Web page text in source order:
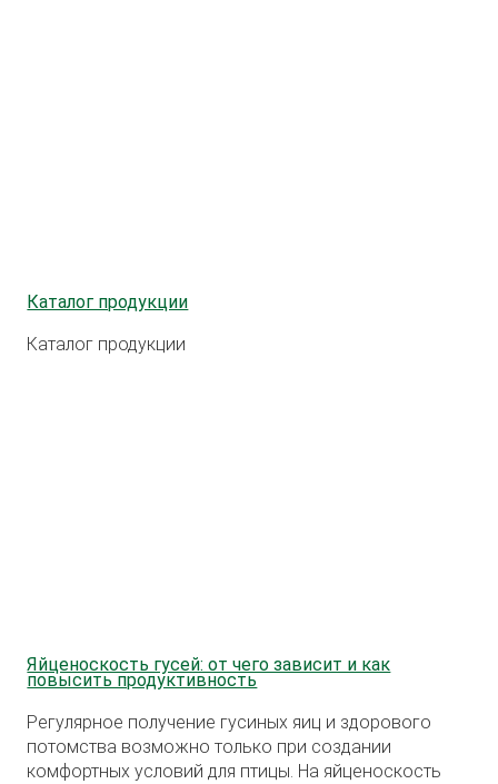
Каталог продукции
Каталог продукции
Яйценоскость гусей: от чего зависит и как
повысить продуктивность
Регулярное получение гусиных яиц и здорового
потомства возможно только при создании
комфортных условий для птицы. На яйценоскость